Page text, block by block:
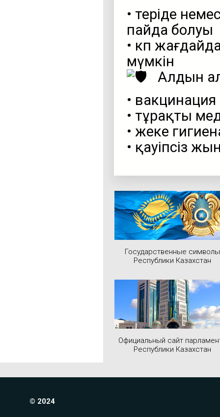
• теріде
пайда болуы
• көп
мүмкін
Алдын
• вакцинация
• тұрақты
• жеке
• қауіпсіз
Государственные символы
Республики Казахстан
Официальный сайт
Республики Казахстан
© 2024